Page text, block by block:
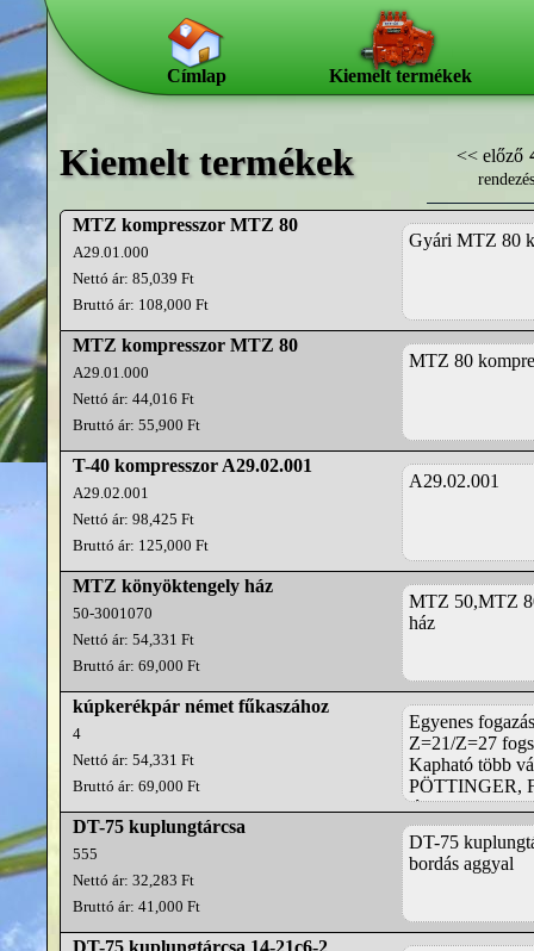
Címlap Kiemelt termékek
<< előző
Kiemelt termékek
Gyári MTZ 80
MTZ kompresszor MTZ 80
A29.01.000
Nettó ár: 85,039 Ft
Bruttó ár: 108,000 Ft
MTZ 80
MTZ kompresszor MTZ 80
A29.01.000
Nettó ár: 44,016 Ft
Bruttó ár: 55,900 Ft
A29.02.001
T-40 kompresszor A29.02.001
A29.02.001
Nettó ár: 98,425 Ft
Bruttó ár: 125,000 Ft
MTZ 50,MTZ
ház
MTZ könyöktengely ház
50-3001070
Nettó ár: 54,331 Ft
Bruttó ár: 69,000 Ft
Egyenes
Z=21/Z=27
Kapható több
PÖTTINGER,
típusokhoz.
kúpkerékpár német fűkaszához
4
Nettó ár: 54,331 Ft
Bruttó ár: 69,000 Ft
DT-75
bordás aggyal
DT-75 kuplungtárcsa
555
Nettó ár: 32,283 Ft
Bruttó ár: 41,000 Ft